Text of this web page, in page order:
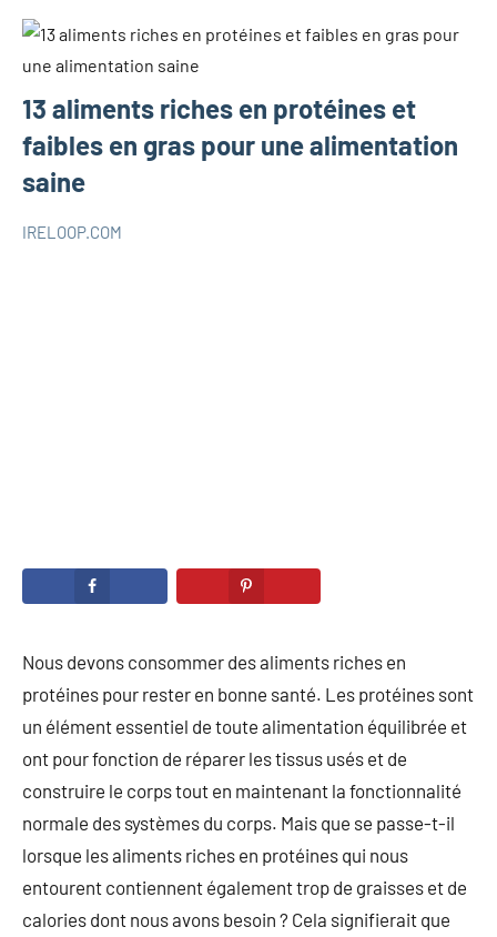
13 aliments riches en protéines et
faibles en gras pour une alimentation
saine
IRELOOP.COM
Nous devons consommer des aliments riches en
protéines pour rester en bonne santé. Les protéines sont
un élément essentiel de toute alimentation équilibrée et
ont pour fonction de réparer les tissus usés et de
construire le corps tout en maintenant la fonctionnalité
normale des systèmes du corps. Mais que se passe-t-il
lorsque les aliments riches en protéines qui nous
entourent contiennent également trop de graisses et de
calories dont nous avons besoin ? Cela signifierait que